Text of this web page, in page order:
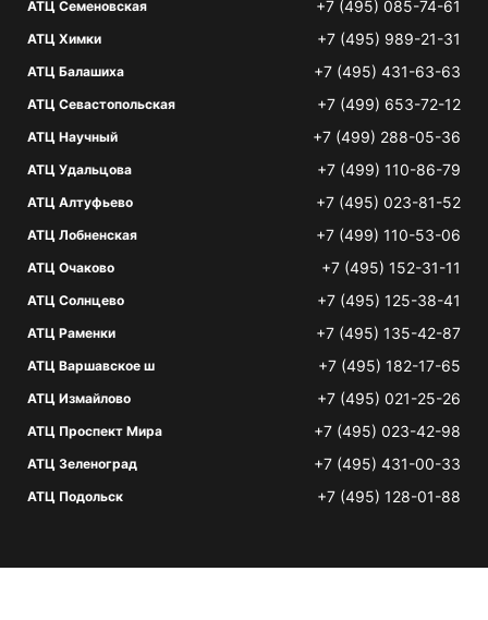
АТЦ Семеновская +7 (495) 085-74-61
АТЦ Химки +7 (495) 989-21-31
АТЦ Балашиха +7 (495) 431-63-63
АТЦ Севастопольская +7 (499) 653-72-12
АТЦ Научный +7 (499) 288-05-36
АТЦ Удальцова +7 (499) 110-86-79
АТЦ Алтуфьево +7 (495) 023-81-52
АТЦ Лобненская +7 (499) 110-53-06
АТЦ Очаково +7 (495) 152-31-11
АТЦ Солнцево +7 (495) 125-38-41
АТЦ Раменки +7 (495) 135-42-87
АТЦ Варшавское ш +7 (495) 182-17-65
АТЦ Измайлово +7 (495) 021-25-26
АТЦ Проспект Мира +7 (495) 023-42-98
АТЦ Зеленоград +7 (495) 431-00-33
АТЦ Подольск +7 (495) 128-01-88